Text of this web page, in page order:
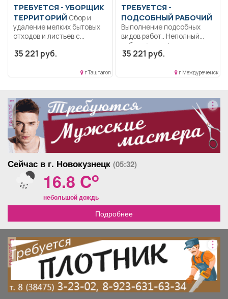
ТРЕБУЕТСЯ - УБОРЩИК
ТЕРРИТОРИЙ
удаление мелких бытовых
отходов и листьев с...
35 221 руб.
г Таштагол
ТРЕБУЕТСЯ -
ПОДСОБНЫЙ РАБОЧИЙ
Выполнение подсобных
видов работ.. Неполный
рабочий день/неполная
рабочая неделя..
35 221 руб.
г Междуреченск
реклама
Сейчас в г. Новокузнецк (05:32)
16.8 Co
небольшой дождь
Подробнее
реклама